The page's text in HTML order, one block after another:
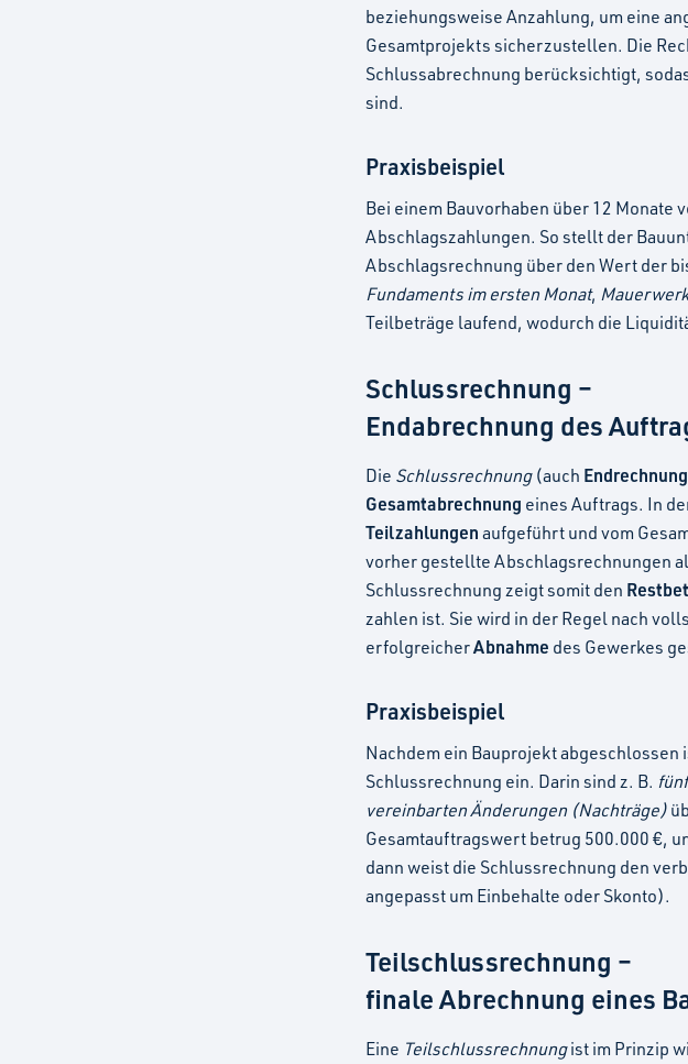
beziehungsweise Anzahlung, um eine
Gesamtprojekts sicherzustellen. Die
Schlussabrechnung berücksichtigt,
sind.
Praxisbeispiel
Bei einem Bauvorhaben über 12
Abschlagszahlungen. So stellt der
Abschlagsrechnung über den Wert der
Fundaments im ersten Monat,
Teilbeträge laufend, wodurch die
Schlussrechnung –
Endabrechnung des
Die Schlussrechnung(auch Endrechnung
Gesamtabrechnung eines Auftrags. In
Teilzahlungen aufgeführt und vom
vorher gestellte Abschlagsrechnungen
Schlussrechnung zeigt somit den
zahlen ist. Sie wird in der Regel nach
erfolgreicherAbnahme des Gewerkes
Praxisbeispiel
Nachdem ein Bauprojekt
Schlussrechnung ein. Darin sind z. B.
vereinbarten Änderungen (Nachträge)
Gesamtauftragswert betrug 500.000 €,
dann weist die Schlussrechnung den
angepasst um Einbehalte oder Skonto).
Teilschlussrechnung –
finale Abrechnung eines
Eine Teilschlussrechnungist im Prinzip